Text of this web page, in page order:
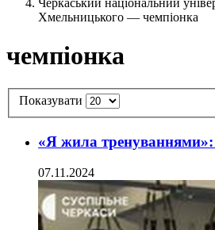
Хмельницького — чемпіонка
чемпіонка
Показувати
«Я жила тренуваннями»:
07.11.2024